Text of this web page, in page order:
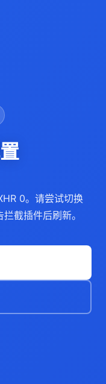
0。请尝试切换
截插件后刷新。